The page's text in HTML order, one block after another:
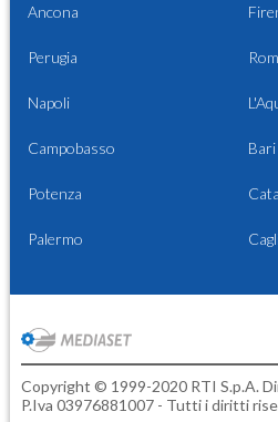
Ancona
Perugia
Napoli
Campobasso Bari
Potenza
Palermo
Copyright © 1999-2020 RTI S.p.A.
P.Iva 03976881007 - Tutti i diritti